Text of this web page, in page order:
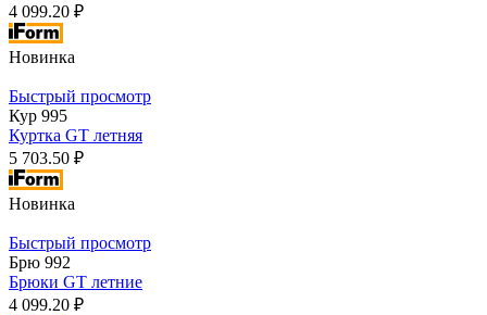
4 099.20 ₽
Новинка
Быстрый просмотр
Кур 995
Куртка GT летняя
5 703.50 ₽
Новинка
Быстрый просмотр
Брю 992
Брюки GT летние
4 099.20 ₽